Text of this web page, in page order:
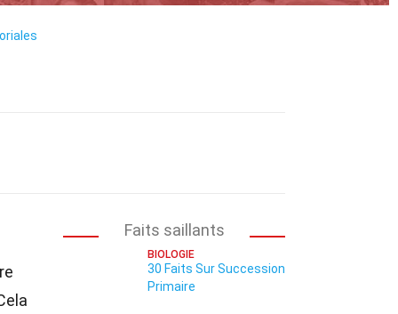
Faits saillants
BIOLOGIE
30 Faits Sur Succession
Primaire